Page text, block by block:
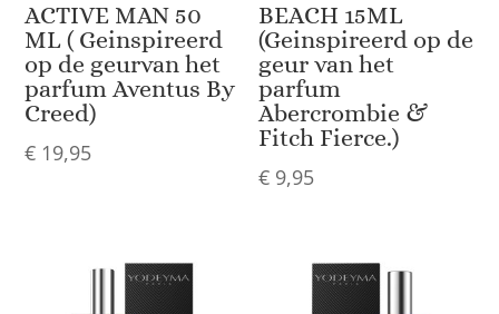
ACTIVE MAN 50
ML ( Geinspireerd
op de geurvan het
parfum Aventus By
Creed)
€ 19,95
BEACH 15ML
(Geinspireerd op de
geur van het
parfum
Abercrombie &
Fitch Fierce.)
€ 9,95